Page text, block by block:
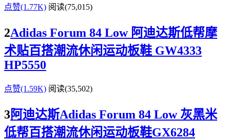
点赞(1.77K) 阅读(75,015)
2Adidas Forum 84 Low 阿迪达斯低帮摩
术贴百搭潮流休闲运动板鞋 GW4333
HP5550
点赞(1.59K) 阅读(35,502)
3阿迪达斯Adidas Forum 84 Low 灰黑米
低帮百搭潮流休闲运动板鞋GX6284